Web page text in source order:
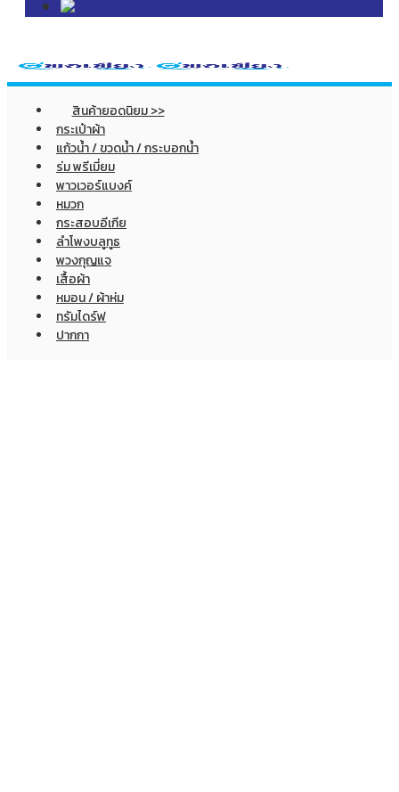
สินค้ายอดนิยม >>
กระเป๋าผ้า
แก้วน้ำ / ขวดน้ำ / กระบอกน้ำ
ร่ม พรีเมี่ยม
พาวเวอร์แบงค์
หมวก
กระสอบอีเกีย
ลำโพงบลูทูธ
พวงกุญแจ
เสื้อผ้า
หมอน / ผ้าห่ม
ทรัมไดร์ฟ
ปากกา